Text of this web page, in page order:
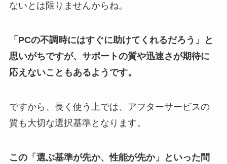
ないとは限りませんからね。
「PCの不調時にはすぐに助けてくれるだろう」と
思いがちですが、サポートの質や迅速さが期待に
応えないこともあるようです。
ですから、長く使う上では、アフターサービスの
質も大切な選択基準となります。
この「選ぶ基準が先か、性能が先か」といった問